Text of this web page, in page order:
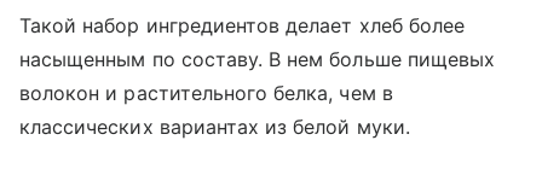
Такой набор ингредиентов делает хлеб более
насыщенным по составу. В нем больше пищевых
волокон и растительного белка, чем в
классических вариантах из белой муки.